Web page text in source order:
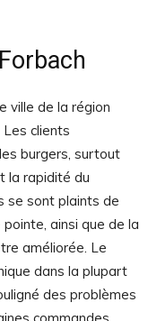
ville de la région
clients
burgers, surtout
la rapidité du
se sont plaints de
pointe, ainsi que de la
améliorée. Le
dans la plupart
des problèmes